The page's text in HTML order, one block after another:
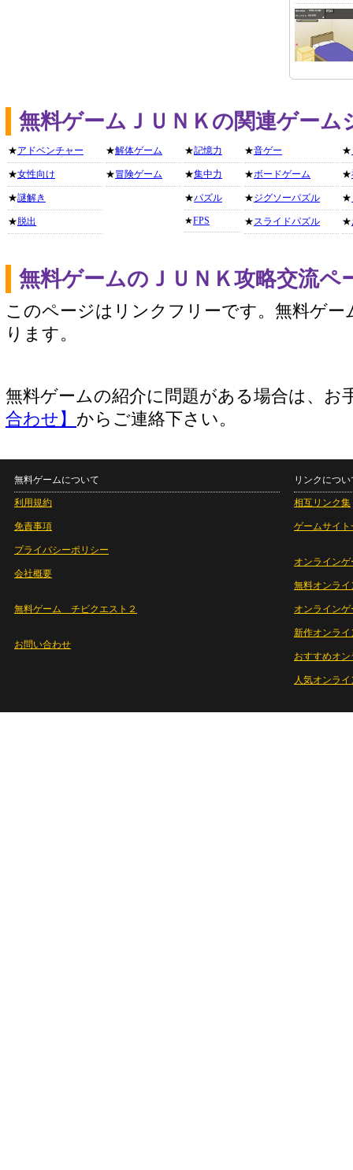
無料ゲームＪＵＮＫの関連ゲーム
★アドベンチャー
★女性向け
★謎解き
★ 脱出
★解体ゲーム
★冒険ゲーム
★記憶力
★集中力
★パズル
★FPS
★音ゲー
★ボードゲーム
★ジグソーパズル
★スライドパズル
★
★
★
★
無料ゲームのＪＵＮＫ攻略交流ペ
このページはリンクフリーです。無料ゲー
ります。
無料ゲームの紹介に問題がある場合は、お
合わせ】 からご連絡下さい。
無料ゲームについて
利用規約
免責事項
プライバシーポリシー
会社概要
無料ゲーム チビクエスト２
お問い合わせ
リンクについ
相互リンク集
ゲームサイト
オンラインゲ
無料オンライ
オンライン
新作オンライ
おすすめオ
人気オンラ